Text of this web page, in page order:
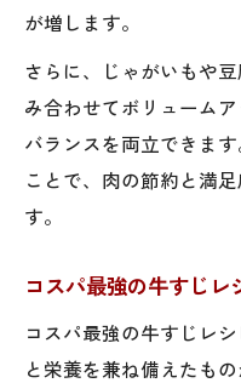
が増します。
さらに、じゃがいもや
み合わせてボリューム
バランスを両立できま
ことで、肉の節約と満
す。
コスパ最強の牛すじ
コスパ最強の牛すじレ
と栄養を兼ね備えたも